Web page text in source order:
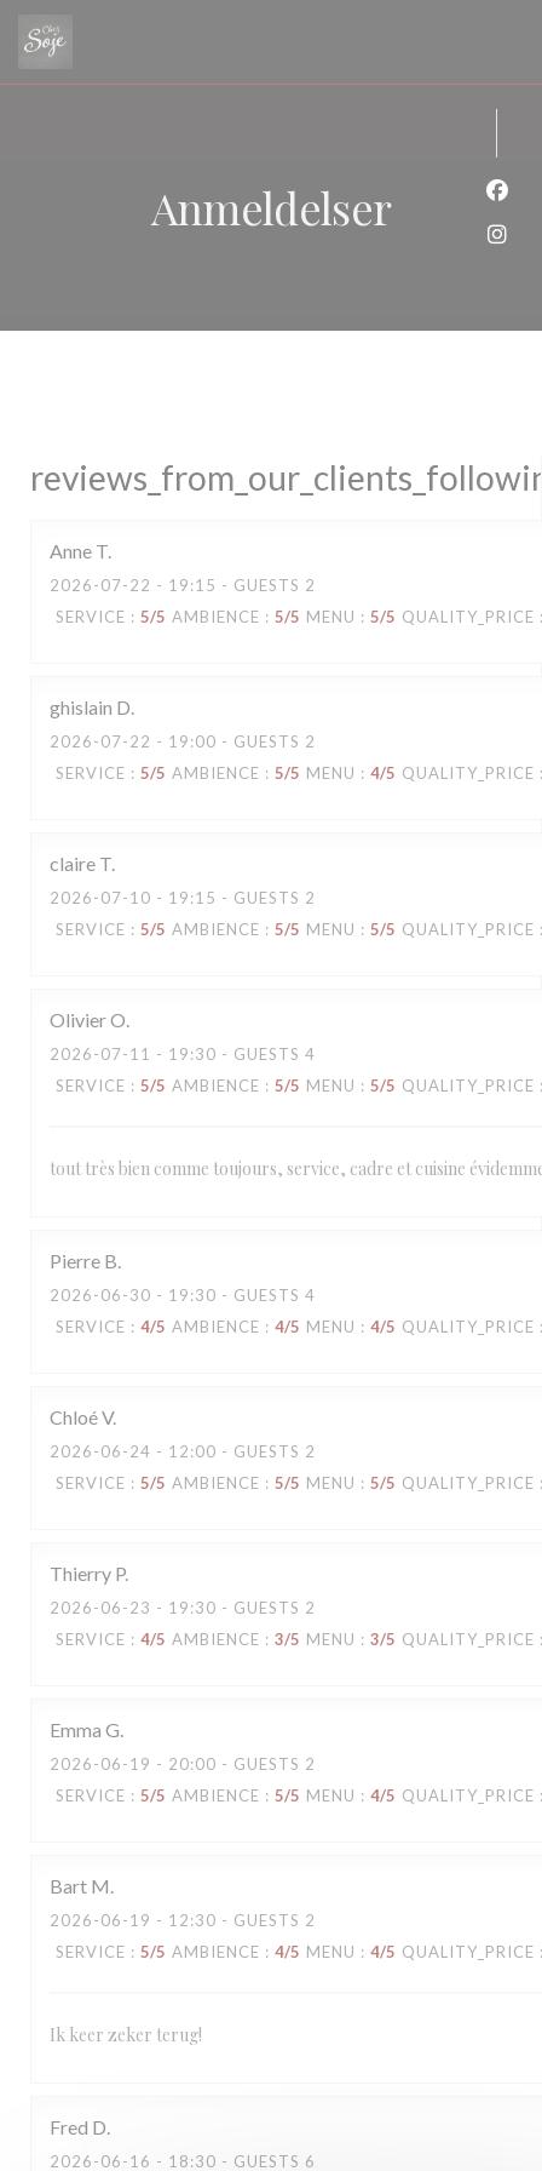
Anmeldelser
Anne T
2026-07-22 - 19:15 - GUESTS 2
SERVICE : 5/5 AMBIENCE : 5/5 MENU : 5/5 QUALITY_PRICE
ghislain D
2026-07-22 - 19:00 - GUESTS 2
SERVICE : 5/5 AMBIENCE : 5/5 MENU : 4/5 QUALITY_PRICE
claire T
2026-07-10 - 19:15 - GUESTS 2
SERVICE : 5/5 AMBIENCE : 5/5 MENU : 5/5 QUALITY_PRICE
OlivierO
2026-07-11 - 19:30 - GUESTS 4
SERVICE : 5/5 AMBIENCE : 5/5 MENU : 5/5 QUALITY_PRICE
tout très bien comme toujours, service, cadre et cuisine
Pierre B
2026-06-30 - 19:30 - GUESTS 4
SERVICE : 4/5 AMBIENCE : 4/5 MENU : 4/5 QUALITY_PRICE
ChloéV
2026-06-24 - 12:00 - GUESTS 2
SERVICE : 5/5 AMBIENCE : 5/5 MENU : 5/5 QUALITY_PRICE
Thierry P
2026-06-23 - 19:30 - GUESTS 2
SERVICE : 4/5 AMBIENCE : 3/5 MENU : 3/5 QUALITY_PRICE
Emma G
2026-06-19 - 20:00 - GUESTS 2
SERVICE : 5/5 AMBIENCE : 5/5 MENU : 4/5 QUALITY_PRICE
Bart M
2026-06-19 - 12:30 - GUESTS 2
SERVICE : 5/5 AMBIENCE : 4/5 MENU : 4/5 QUALITY_PRICE
Ik keer zeker terug!
Fred D
2026-06-16 - 18:30 - GUESTS 6